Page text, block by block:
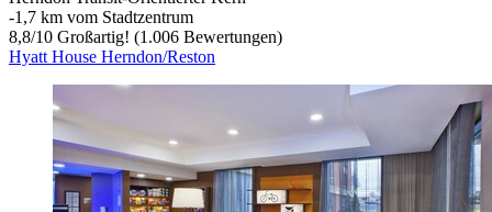
‐1,7 km vom Stadtzentrum
8,8/10 Großartig! (1.006 Bewertungen)
Hyatt House Herndon/Reston